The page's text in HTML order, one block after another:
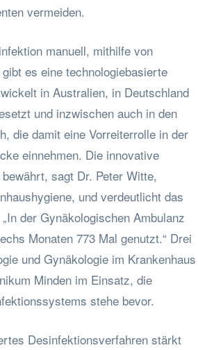
vermeiden.
manuell, mithilfe von
es eine technologiebasierte
in Australien, in Deutschland
und inzwischen auch in den
die damit eine Vorreiterrolle in der
einnehmen. Die innovative
sagt Dr. Peter Witte,
und verdeutlicht das
der Gynäkologischen Ambulanz
Monaten 773 Mal genutzt.“ Drei
und Gynäkologie im Krankenhaus
Minden im Einsatz, die
stehe bevor.
Desinfektionsverfahren stärkt